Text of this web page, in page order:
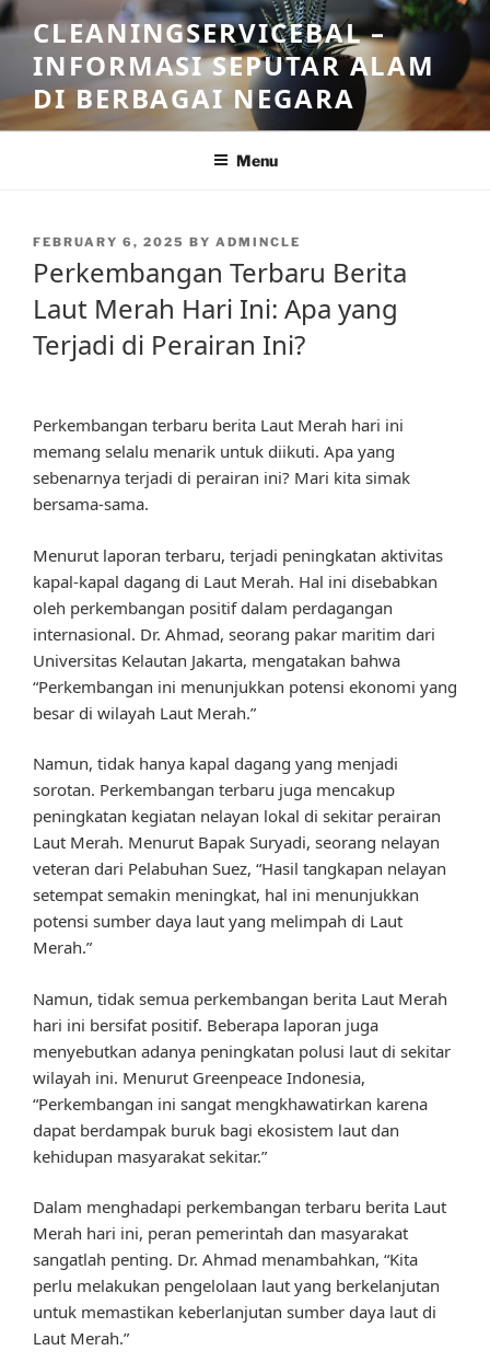
Skip
to
content
CLEANINGSERVICEBAL –
INFORMASI SEPUTAR ALAM
DI BERBAGAI NEGARA
Menu
POSTED
FEBRUARY 6, 2025 BY ADMINCLE
Perkembangan Terbaru Berita
Laut Merah Hari Ini: Apa yang
Terjadi di Perairan Ini?
Perkembangan terbaru berita Laut Merah hari ini
memang selalu menarik untuk diikuti. Apa yang
sebenarnya terjadi di perairan ini? Mari kita simak
bersama-sama.
Menurut laporan terbaru, terjadi peningkatan aktivitas
kapal-kapal dagang di Laut Merah. Hal ini disebabkan
oleh perkembangan positif dalam perdagangan
internasional. Dr. Ahmad, seorang pakar maritim dari
Universitas Kelautan Jakarta, mengatakan bahwa
“Perkembangan ini menunjukkan potensi ekonomi yang
besar di wilayah Laut Merah.”
Namun, tidak hanya kapal dagang yang menjadi
sorotan. Perkembangan terbaru juga mencakup
peningkatan kegiatan nelayan lokal di sekitar perairan
Laut Merah. Menurut Bapak Suryadi, seorang nelayan
veteran dari Pelabuhan Suez, “Hasil tangkapan nelayan
setempat semakin meningkat, hal ini menunjukkan
potensi sumber daya laut yang melimpah di Laut
Merah.”
Namun, tidak semua perkembangan berita Laut Merah
hari ini bersifat positif. Beberapa laporan juga
menyebutkan adanya peningkatan polusi laut di sekitar
wilayah ini. Menurut Greenpeace Indonesia,
“Perkembangan ini sangat mengkhawatirkan karena
dapat berdampak buruk bagi ekosistem laut dan
kehidupan masyarakat sekitar.”
Dalam menghadapi perkembangan terbaru berita Laut
Merah hari ini, peran pemerintah dan masyarakat
sangatlah penting. Dr. Ahmad menambahkan, “Kita
perlu melakukan pengelolaan laut yang berkelanjutan
untuk memastikan keberlanjutan sumber daya laut di
Laut Merah.”